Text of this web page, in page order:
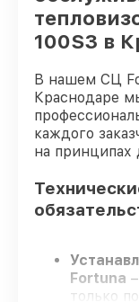
100S3 в
В нашем СЦ
Краснодаре
каждого
на принципах
Fortuna
только